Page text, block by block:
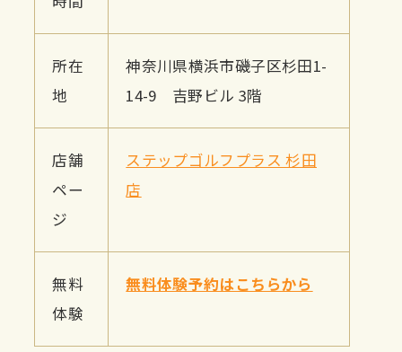
所在
地
神奈川県横浜市磯子区杉田1-
14-9 吉野ビル 3階
店舗
ペー
ジ
ステップゴルフプラス 杉田
店
無料
体験
無料体験予約はこちらから